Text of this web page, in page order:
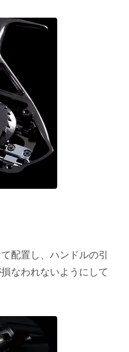
配置し、ハンドルの引
なわれないようにして